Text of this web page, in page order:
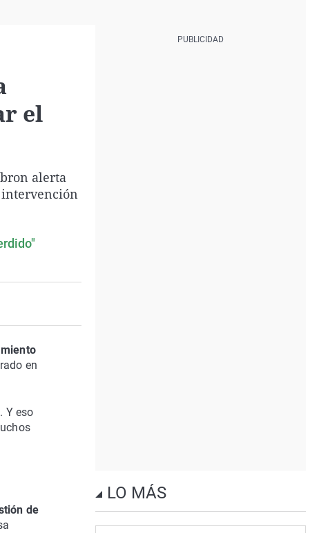
el
alerta
intervención
en
. Y eso
de
LO MÁS